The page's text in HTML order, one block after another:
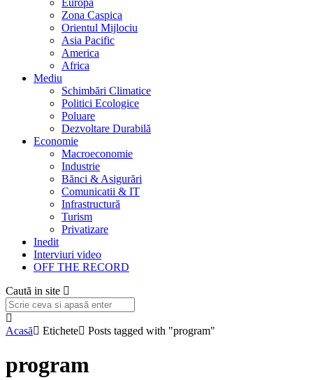
Europa
Zona Caspica
Orientul Mijlociu
Asia Pacific
America
Africa
Mediu
Schimbări Climatice
Politici Ecologice
Poluare
Dezvoltare Durabilă
Economie
Macroeconomie
Industrie
Bănci & Asigurări
Comunicatii & IT
Infrastructură
Turism
Privatizare
Inedit
Interviuri video
OFF THE RECORD
Caută in site
Acasă Etichete Posts tagged with "program"
program